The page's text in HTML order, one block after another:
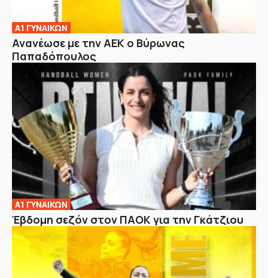
Α1 ΓΥΝΑΙΚΩΝ
Ανανέωσε με την ΑΕΚ ο Βύρωνας
Παπαδόπουλος
Α1 ΓΥΝΑΙΚΩΝ
Έβδομη σεζόν στον ΠΑΟΚ για την Γκάτζιου